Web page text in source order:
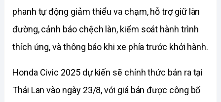
phanh tự động giảm thiểu va chạm, hỗ trợ giữ làn
đường, cảnh báo chệch làn, kiểm soát hành trình
thích ứng, và thông báo khi xe phía trước khởi hành.
Honda Civic 2025 dự kiến sẽ chính thức bán ra tại
Thái Lan vào ngày 23/8, với giá bán được công bố